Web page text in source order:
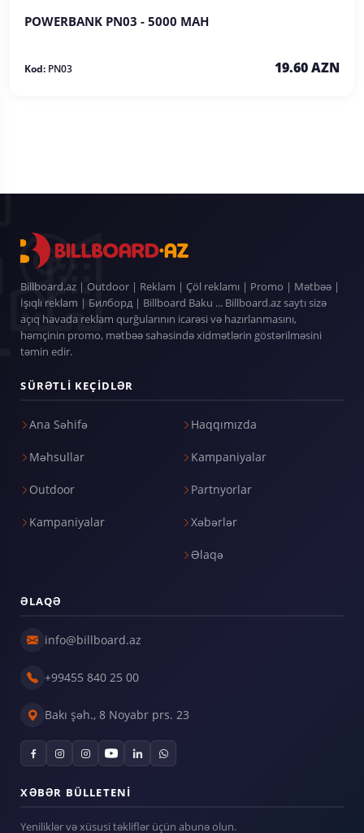
POWERBANK PN03 - 5000 MAH
Kod: PN03 19.60 AZN
Billboard.az | Outdoor | Reklam | Çöl reklamı | Promo | Mətbəə |
İşıqlı reklam | Билборд | Billboard Baku ... Billboard.az saytı sizə
açıq havada reklam qurğularının icarəsi və hazırlanmasını,
həmçinin promo, mətbəə sahəsində xidmətlərin göstərilməsini
təmin edir.
SÜRƏTLI KEÇIDLƏR
Ana Səhifə
Məhsullar
Outdoor
Kampaniyalar
Haqqımızda
Kampaniyalar
Partnyorlar
Xəbərlər
Əlaqə
ƏLAQƏ
info@billboard.az
+99455 840 25 00
Bakı şəh., 8 Noyabr prs. 23
XƏBƏR BÜLLETENI
Yeniliklər və xüsusi təkliflər üçün abunə olun.